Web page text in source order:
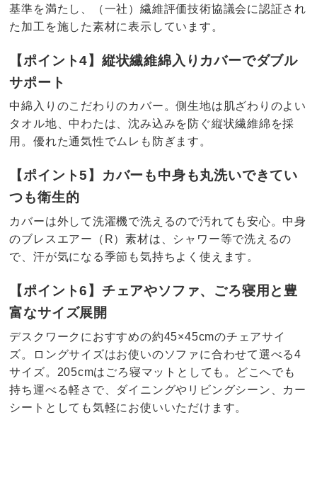
基準を満たし、（一社）繊維評価技術協議会に認証され
た加工を施した素材に表示しています。
【ポイント4】縦状繊維綿入りカバーでダブル
サポート
中綿入りのこだわりのカバー。側生地は肌ざわりのよい
タオル地、中わたは、沈み込みを防ぐ縦状繊維綿を採
用。優れた通気性でムレも防ぎます。
【ポイント5】カバーも中身も丸洗いできてい
つも衛生的
カバーは外して洗濯機で洗えるので汚れても安心。中身
のブレスエアー（R）素材は、シャワー等で洗えるの
で、汗が気になる季節も気持ちよく使えます。
【ポイント6】チェアやソファ、ごろ寝用と豊
富なサイズ展開
デスクワークにおすすめの約45×45cmのチェアサイ
ズ。ロングサイズはお使いのソファに合わせて選べる4
サイズ。205cmはごろ寝マットとしても。どこへでも
持ち運べる軽さで、ダイニングやリビングシーン、カー
シートとしても気軽にお使いいただけます。